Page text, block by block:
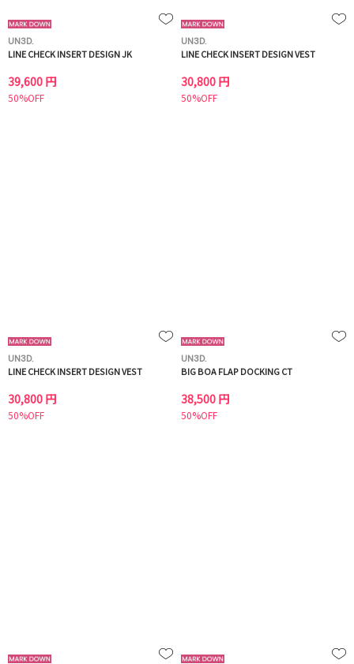
UN3D.
LINE CHECK INSERT DESIGN JK
39,600 円
50%OFF
UN3D.
LINE CHECK INSERT DESIGN VEST
30,800 円
50%OFF
UN3D.
LINE CHECK INSERT DESIGN VEST
30,800 円
50%OFF
UN3D.
BIG BOA FLAP DOCKING CT
38,500 円
50%OFF